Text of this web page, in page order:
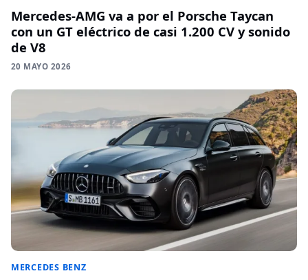
Mercedes-AMG va a por el Porsche Taycan
con un GT eléctrico de casi 1.200 CV y sonido
de V8
20 MAYO 2026
MERCEDES BENZ